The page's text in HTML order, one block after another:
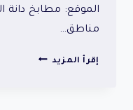
الموقع: مطابخ دانة
مناطق…
إقرأ المزيد مطابخ